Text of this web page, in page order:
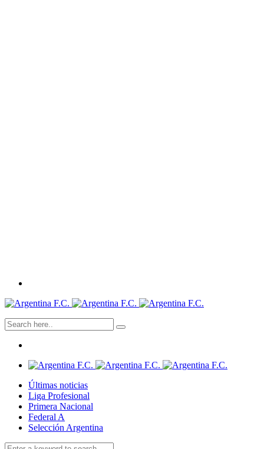
Últimas noticias
Liga Profesional
Primera Nacional
Federal A
Selección Argentina